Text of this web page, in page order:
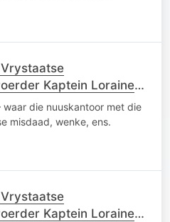
Kaptein Loraine
waar die nuuskantoor met die
misdaad, wenke, ens.
Kaptein Loraine